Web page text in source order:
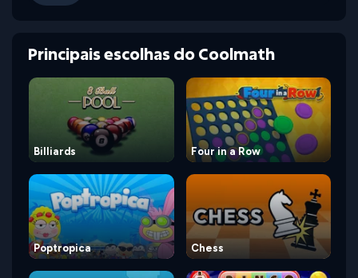
Principais escolhas do Coolmath
Billiards Four in a Row
Poptropica Chess